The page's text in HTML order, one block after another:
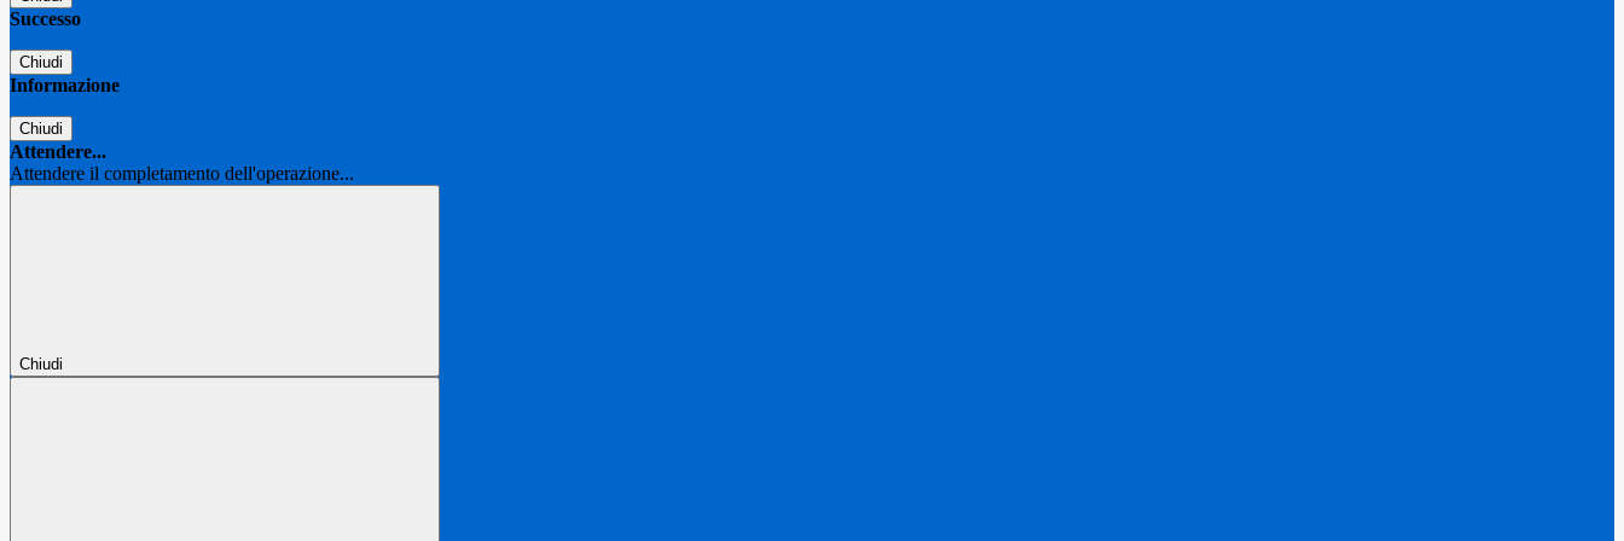
Successo
Chiudi
Informazione
Chiudi
Attendere...
Attendere il completamento dell'operazione...
Chiudi